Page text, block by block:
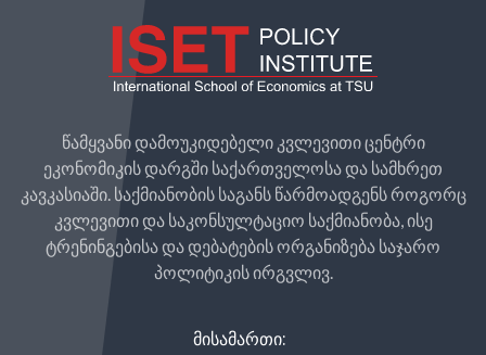
წამყვანი დამოუკიდებელი კვლევითი ცენტრი
ეკონომიკის დარგში საქართველოსა და სამხრეთ
კავკასიაში. საქმიანობის საგანს წარმოადგენს როგორც
კვლევითი და საკონსულტაციო საქმიანობა, ისე
ტრენინგებისა და დებატების ორგანიზება საჯარო
პოლიტიკის ირგვლივ.
ᲛᲘᲡᲐᲛᲐᲠᲗᲘ: